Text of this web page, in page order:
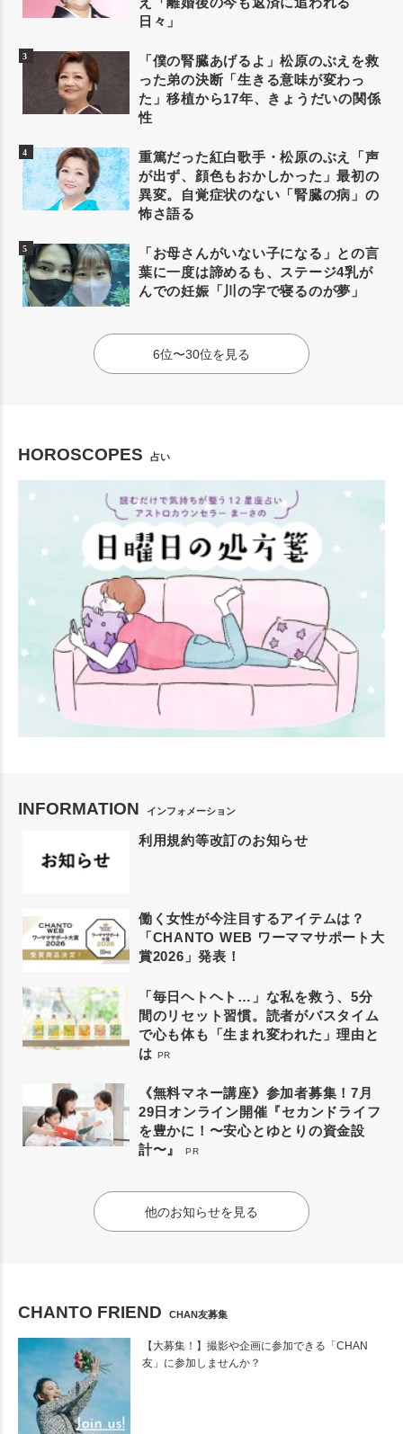
日々」
「僕の腎臓あげるよ」松原のぶえを救
った弟の決断「生きる意味が変わっ
た」移植から17年、きょうだいの関係
性
重篤だった紅白歌手・松原のぶえ「声
が出ず、顔色もおかしかった」最初の
異変。自覚症状のない「腎臓の病」の
怖さ語る
「お母さんがいない子になる」との言
葉に一度は諦めるも、ステージ4乳が
んでの妊娠「川の字で寝るのが夢」
6位〜30位を見る
HOROSCOPES 占い
INFORMATION インフォメーション
利用規約等改訂のお知らせ
働く女性が今注目するアイテムは？
「CHANTO WEB ワーママサポート大
賞2026」発表！
「毎日ヘトヘト…」な私を救う、5分
間のリセット習慣。読者がバスタイム
で心も体も「生まれ変われた」理由と
は PR
《無料マネー講座》参加者募集！7月
29日オンライン開催『セカンドライフ
を豊かに！〜安心とゆとりの資金設
計〜』
PR
他のお知らせを見る
CHANTO FRIEND CHAN友募集
【大募集！】撮影や企画に参加できる「CHAN
友」に参加しませんか？